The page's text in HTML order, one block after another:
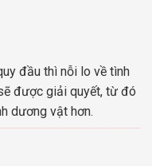
đầu thì nỗi lo về tình
được giải quyết, từ đó
dương vật hơn.